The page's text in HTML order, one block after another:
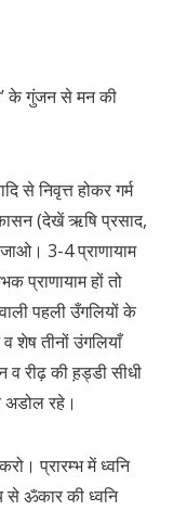
के गुंजन से मन की
से निवृत्त होकर गर्म
(देखें ऋषि प्रसाद,
3-4 प्राणायाम
प्राणायाम हों तो
पहली उँगलियों के
शेष तीनों उंगलियाँ
व रीढ़ की ह़ड्डी सीधी
अडोल रहे।
प्रारम्भ में ध्वनि
से ॐकार की ध्वनि